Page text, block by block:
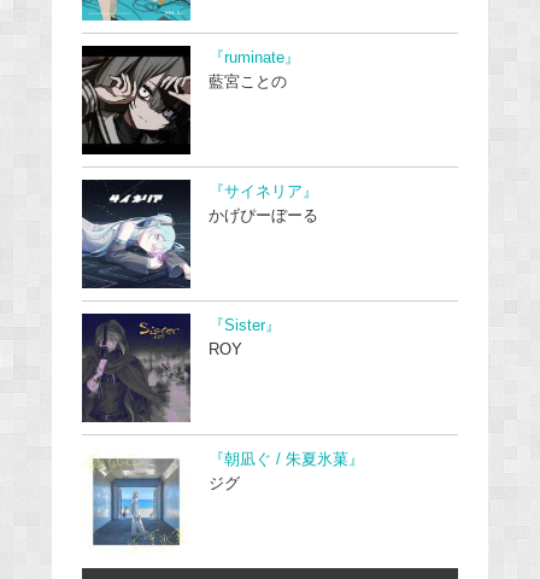
『ruminate』
藍宮ことの
『サイネリア』
かげぴーぼーる
『Sister』
ROY
『朝凪ぐ / 朱夏氷菓』
ジグ